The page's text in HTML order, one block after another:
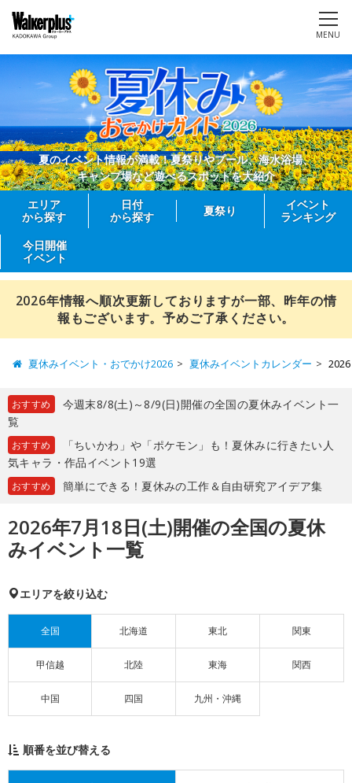
MENU
夏のイベント情報が満載！夏祭りやプール、海水浴場、
キャンプ場など遊べるスポットを大紹介
エリア
から探す
日付
から探す
夏祭り
イベント
ランキング
今日開催
イベント
2026年情報へ順次更新しておりますが一部、昨年の情
報もございます。予めご了承ください。
夏休みイベント・おでかけ2026 夏休みイベントカレンダー
おすすめ
今週末8/8(土)～8/9(日)開催の全国の夏休みイベント一
覧
おすすめ
「ちいかわ」や「ポケモン」も！夏休みに行きたい人
気キャラ・作品イベント19選
おすすめ 簡単にできる！夏休みの工作＆自由研究アイデア集
2026年7月18日(土)開催の全国の夏休
みイベント一覧
エリアを絞り込む
全国 北海道 東北 関東
甲信越 北陸 東海 関西
中国 四国 九州・沖縄
順番を並び替える